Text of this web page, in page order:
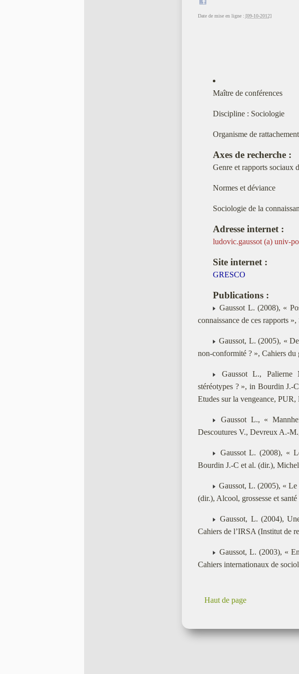
Date de mise en ligne : [09-10-2012]
Maître de conférences
Discipline : Sociologie
Organisme de
Axes de recherche :
Genre et rapports sociaux
Normes et déviance
Sociologie de la
Adresse internet :
ludovic.gaussot (a) univ-
Site internet :
GRESCO
Publications :
Gaussot L. (2008), «
connaissance de ces rapports
Gaussot, L. (2005), «
non-conformité ? », Cahiers du
Gaussot L., Palierne
stéréotypes ? », in Bourdin J.-
Etudes sur la vengeance, PUR,
Gaussot L., «
Descoutures V., Devreux A.-
Gaussot L. (2008), «
Bourdin J.-C et al. (dir.),
Gaussot, L. (2005), «
(dir.), Alcool, grossesse et
Gaussot, L. (2004),
Cahiers de l’IRSA (Institut de
Gaussot, L. (2003), «
Cahiers internationaux de
Haut de page